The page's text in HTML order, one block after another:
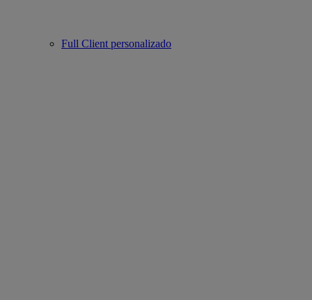
Full Client personalizado